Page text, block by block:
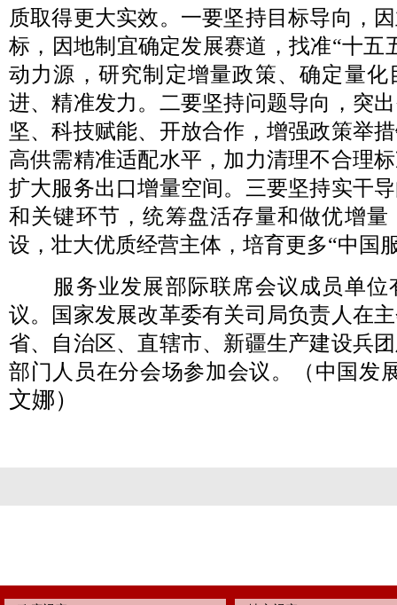
质取得更大实效。一要坚持目标导向，
标，因地制宜确定发展赛道，找准“十五
动力源，研究制定增量政策、确定量化
进、精准发力。二要坚持问题导向，突
坚、科技赋能、开放合作，增强政策举
高供需精准适配水平，加力清理不合理
扩大服务出口增量空间。三要坚持实干
和关键环节，统筹盘活存量和做优增量
设，壮大优质经营主体，培育更多“中国
服务业发展部际联席会议成员单位
议。国家发展改革委有关司局负责人在
省、自治区、直辖市、新疆生产建设兵
部门人员在分会场参加会议。（中国发
文娜）